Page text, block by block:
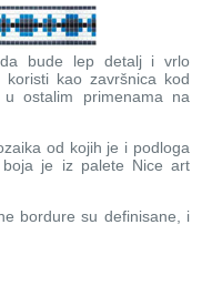
bude lep detalj i vrlo
koristi kao završnica kod
ostalim primenama na
od kojih je i podloga
je iz palete Nice art
bordure su definisane, i